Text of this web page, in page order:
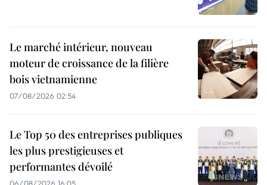
Le marché intérieur, nouveau
moteur de croissance de la filière
bois vietnamienne
07/08/2026 02:54
Le Top 50 des entreprises publiques
les plus prestigieuses et
performantes dévoilé